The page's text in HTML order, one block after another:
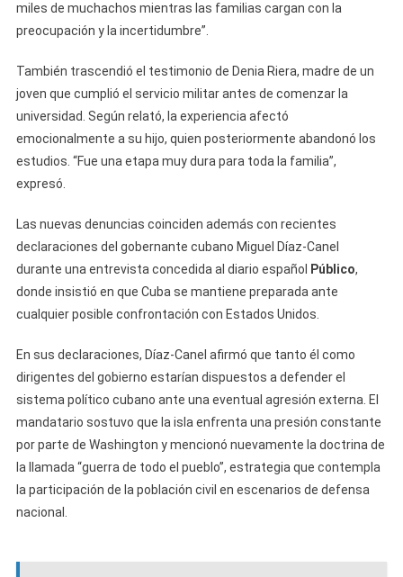
miles de muchachos mientras las familias cargan con la
preocupación y la incertidumbre”.
También trascendió el testimonio de Denia Riera, madre de un
joven que cumplió el servicio militar antes de comenzar la
universidad. Según relató, la experiencia afectó
emocionalmente a su hijo, quien posteriormente abandonó los
estudios. “Fue una etapa muy dura para toda la familia”,
expresó.
Las nuevas denuncias coinciden además con recientes
declaraciones del gobernante cubano Miguel Díaz-Canel
durante una entrevista concedida al diario español
Público,
donde insistió en que Cuba se mantiene preparada ante
cualquier posible confrontación con Estados Unidos.
En sus declaraciones, Díaz-Canel afirmó que tanto él como
dirigentes del gobierno estarían dispuestos a defender el
sistema político cubano ante una eventual agresión externa. El
mandatario sostuvo que la isla enfrenta una presión constante
por parte de Washington y mencionó nuevamente la doctrina de
la llamada “guerra de todo el pueblo”, estrategia que contempla
la participación de la población civil en escenarios de defensa
nacional.